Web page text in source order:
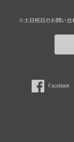
※土日祝日のお問い合
Facebook